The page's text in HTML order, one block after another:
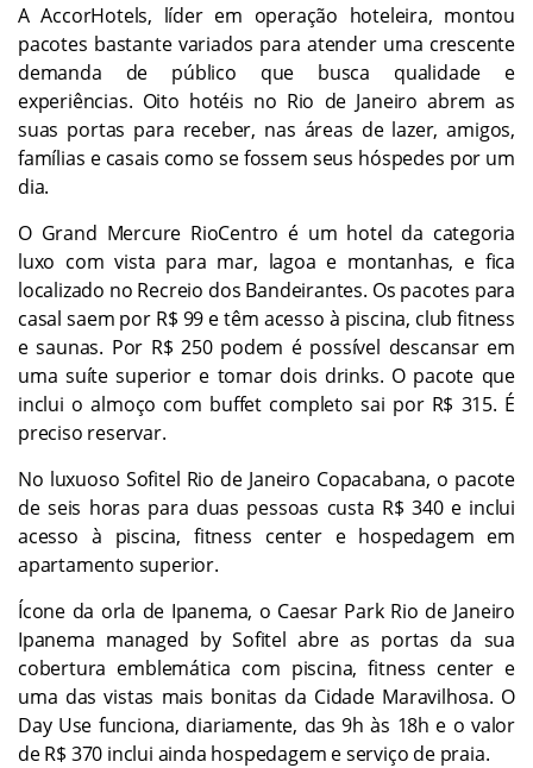
A AccorHotels, líder em operação hoteleira, montou
pacotes bastante variados para atender uma crescente
demanda de público que busca qualidade e
experiências. Oito hotéis no Rio de Janeiro abrem as
suas portas para receber, nas áreas de lazer, amigos,
famílias e casais como se fossem seus hóspedes por um
dia.
O Grand Mercure RioCentro é um hotel da categoria
luxo com vista para mar, lagoa e montanhas, e fica
localizado no Recreio dos Bandeirantes. Os pacotes para
casal saem por R$ 99 e têm acesso à piscina, club fitness
e saunas. Por R$ 250 podem é possível descansar em
uma suíte superior e tomar dois drinks. O pacote que
inclui o almoço com buffet completo sai por R$ 315. É
preciso reservar.
No luxuoso Sofitel Rio de Janeiro Copacabana, o pacote
de seis horas para duas pessoas custa R$ 340 e inclui
acesso à piscina, fitness center e hospedagem em
apartamento superior.
Ícone da orla de Ipanema, o Caesar Park Rio de Janeiro
Ipanema managed by Sofitel abre as portas da sua
cobertura emblemática com piscina, fitness center e
uma das vistas mais bonitas da Cidade Maravilhosa. O
Day Use funciona, diariamente, das 9h às 18h e o valor
de R$ 370 inclui ainda hospedagem e serviço de praia.